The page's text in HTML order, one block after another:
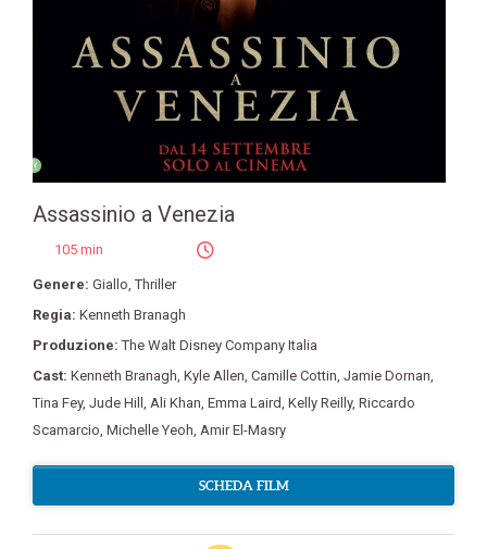
Assassinio a Venezia
105 min
Genere: Giallo,Thriller
Regia: Kenneth Branagh
Produzione:The Walt Disney Company Italia
Cast: Kenneth Branagh, Kyle Allen, Camille Cottin, Jamie Dornan,
Tina Fey, Jude Hill , Ali Khan, Emma Laird, Kelly Reilly, Riccardo
Scamarcio, Michelle Yeoh, Amir El-Masry
SCHEDA FILM